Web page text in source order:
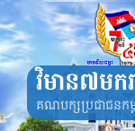
Skip
to
content
វិមាន៧មក
គណបក្សប្រជាជនកម្